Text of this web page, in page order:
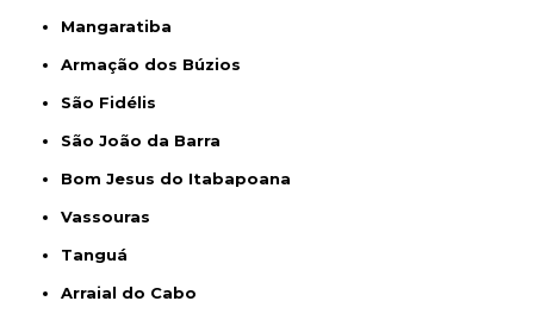
Mangaratiba
Armação dos Búzios
São Fidélis
São João da Barra
Bom Jesus do Itabapoana
Vassouras
Tanguá
Arraial do Cabo